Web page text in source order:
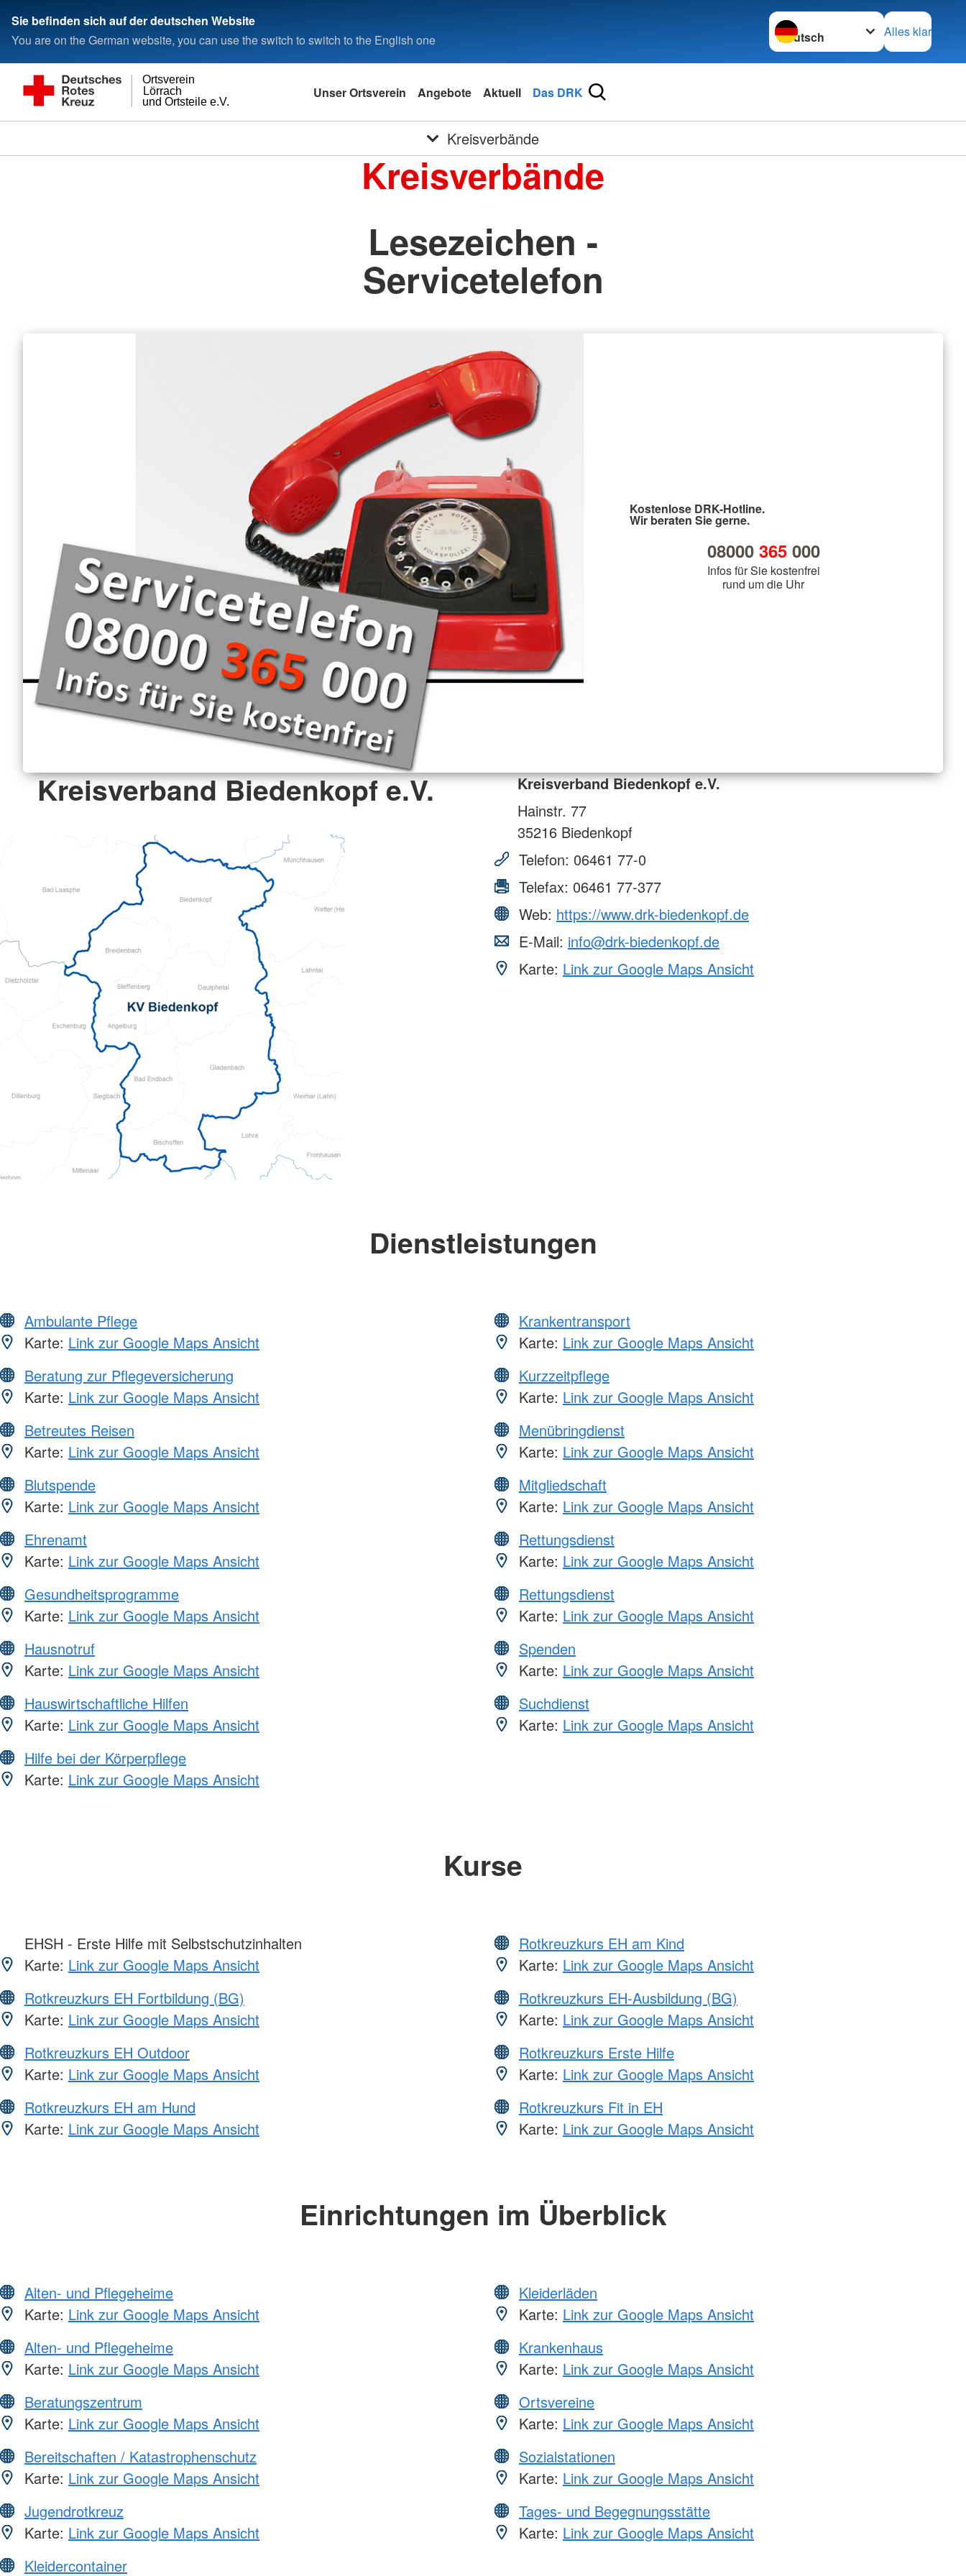
Sie befinden sich auf der deutschen Website
You are on the German website, you can use the switch to switch to the English one
Sprache wechseln zu
Alles klar
und Ortsteile e.V.
Lörrach
Ortsverein
Unser Ortsverein Angebote Aktuell Das DRK
Kreisverbände
Kreisverbände
Lesezeichen -
Servicetelefon
Kostenlose DRK-Hotline.
Wir beraten Sie gerne.
08000 365000
Infos für Sie kostenfrei
rund um die Uhr
Kreisverband Biedenkopf e.V.
Kreisverband Biedenkopf e.V.
Hainstr. 77
35216 Biedenkopf
Telefon: 06461 77-0
Telefax: 06461 77-377
Web: https://www.drk-biedenkopf.de
E-Mail: info@drk-biedenkopf.de
Karte: Link zur Google Maps Ansicht
Dienstleistungen
Ambulante Pflege
Karte: Link zur Google Maps Ansicht
Beratung zur Pflegeversicherung
Karte: Link zur Google Maps Ansicht
Betreutes Reisen
Karte: Link zur Google Maps Ansicht
Blutspende
Karte: Link zur Google Maps Ansicht
Ehrenamt
Karte: Link zur Google Maps Ansicht
Gesundheitsprogramme
Karte: Link zur Google Maps Ansicht
Hausnotruf
Karte: Link zur Google Maps Ansicht
Hauswirtschaftliche Hilfen
Karte: Link zur Google Maps Ansicht
Hilfe bei der Körperpflege
Karte: Link zur Google Maps Ansicht
Krankentransport
Karte: Link zur Google Maps Ansicht
Kurzzeitpflege
Karte: Link zur Google Maps Ansicht
Menübringdienst
Karte: Link zur Google Maps Ansicht
Mitgliedschaft
Karte: Link zur Google Maps Ansicht
Rettungsdienst
Karte: Link zur Google Maps Ansicht
Rettungsdienst
Karte: Link zur Google Maps Ansicht
Spenden
Karte: Link zur Google Maps Ansicht
Suchdienst
Karte: Link zur Google Maps Ansicht
Kurse
EHSH - Erste Hilfe mit Selbstschutzinhalten
Karte: Link zur Google Maps Ansicht
Rotkreuzkurs EH Fortbildung (BG)
Karte: Link zur Google Maps Ansicht
Rotkreuzkurs EH Outdoor
Karte: Link zur Google Maps Ansicht
Rotkreuzkurs EH am Hund
Karte: Link zur Google Maps Ansicht
Rotkreuzkurs EH am Kind
Karte: Link zur Google Maps Ansicht
Rotkreuzkurs EH-Ausbildung (BG)
Karte: Link zur Google Maps Ansicht
Rotkreuzkurs Erste Hilfe
Karte: Link zur Google Maps Ansicht
Rotkreuzkurs Fit in EH
Karte: Link zur Google Maps Ansicht
Einrichtungen im Überblick
Alten- und Pflegeheime
Karte: Link zur Google Maps Ansicht
Alten- und Pflegeheime
Karte: Link zur Google Maps Ansicht
Beratungszentrum
Karte: Link zur Google Maps Ansicht
Bereitschaften / Katastrophenschutz
Karte: Link zur Google Maps Ansicht
Jugendrotkreuz
Karte: Link zur Google Maps Ansicht
Kleidercontainer
Kleiderläden
Karte: Link zur Google Maps Ansicht
Krankenhaus
Karte: Link zur Google Maps Ansicht
Ortsvereine
Karte: Link zur Google Maps Ansicht
Sozialstationen
Karte: Link zur Google Maps Ansicht
Tages- und Begegnungsstätte
Karte: Link zur Google Maps Ansicht